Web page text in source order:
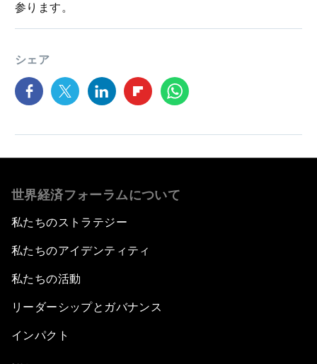
参ります。
シェア
世界経済フォーラムについて
私たちのストラテジー
私たちのアイデンティティ
私たちの活動
リーダーシップとガバナンス
インパクト